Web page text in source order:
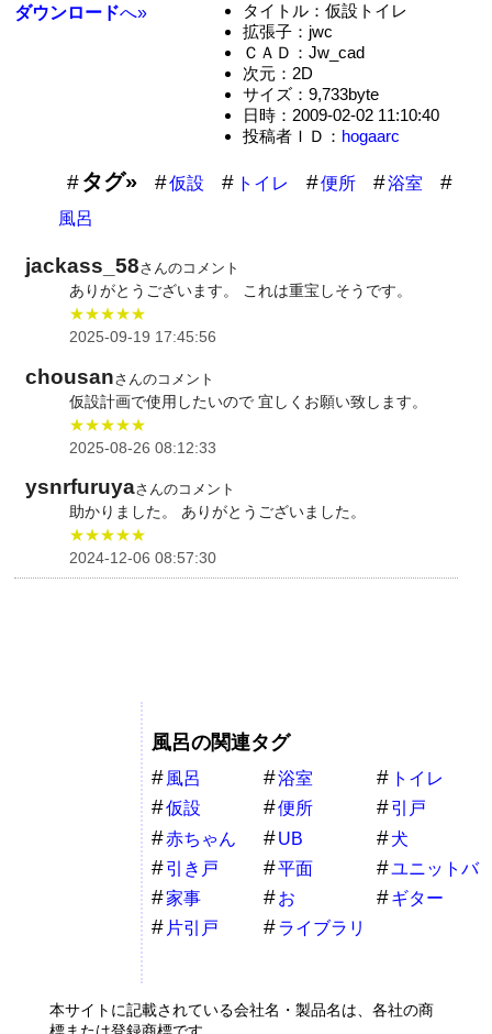
ダウンロードへ»
タイトル：仮設トイレ
拡張子：jwc
ＣＡＤ：Jw_cad
次元：2D
サイズ：9,733byte
日時：2009-02-02 11:10:40
投稿者ＩＤ： hogaarc
タグ» 仮設 トイレ 便所
浴室
風呂
jackass_58さんのコメント
ありがとうございます。 これは重宝しそうです。
★★★★★
2025-09-19 17:45:56
chousanさんのコメント
仮設計画で使用したいので 宜しくお願い致します。
★★★★★
2025-08-26 08:12:33
ysnrfuruyaさんのコメント
助かりました。 ありがとうございました。
★★★★★
2024-12-06 08:57:30
風呂の関連タグ
風呂 浴室
トイレ
仮設
便所
引戸
赤ちゃん
UB
犬
引き戸
平面
ユニットバ
ス
家事 お
ギター
片引戸
ライブラリ
本サイトに記載されている会社名・製品名は、各社の商
標または登録商標です。